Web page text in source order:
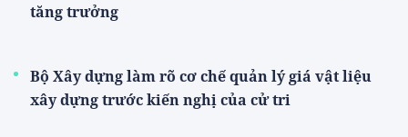
tăng trưởng
Bộ Xây dựng làm rõ cơ chế quản lý giá vật liệu
xây dựng trước kiến nghị của cử tri